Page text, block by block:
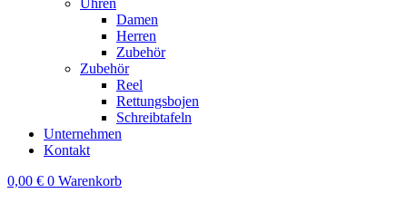
Uhren
Damen
Herren
Zubehör
Zubehör
Reel
Rettungsbojen
Schreibtafeln
Unternehmen
Kontakt
0,00 € 0 Warenkorb